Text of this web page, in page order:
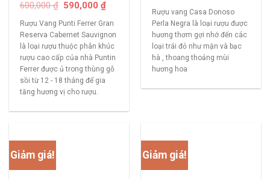
600,000₫ 590,000₫
Rượu Vang Punti Ferrer Gran
Reserva Cabernet Sauvignon
là loại rượu thuộc phân khúc
rượu cao cấp của nhà Puntin
Ferrer được ủ trong thùng gỗ
sồi từ 12 - 18 tháng để gia
tăng hương vị cho rượu.
Rượu vang Casa Donoso
Perla Negra là loại rượu được
hương thơm gợi nhớ đến các
loại trái đỏ như mận và bạc
hà , thoang thoảng mùi
hương hoa
Giảm giá! Giảm giá!